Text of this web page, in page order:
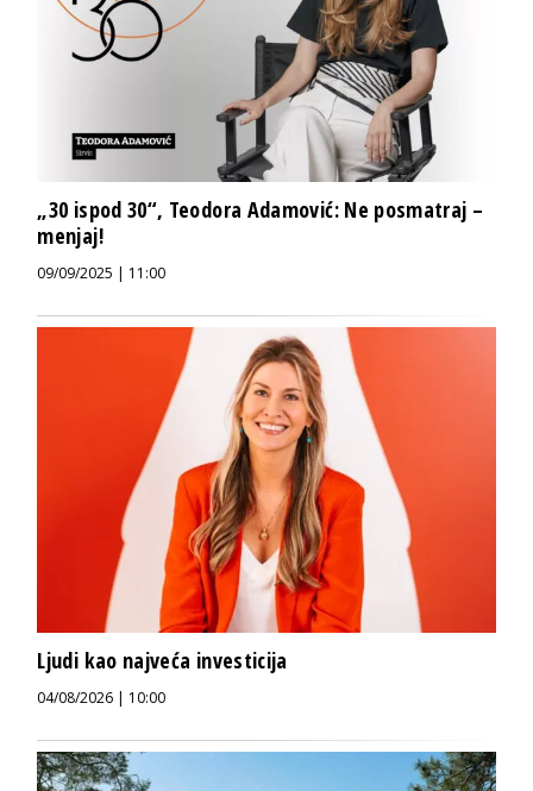
„30 ispod 30“, Teodora Adamović: Ne posmatraj –
menjaj!
09/09/2025 | 11:00
Ljudi kao najveća investicija
04/08/2026 | 10:00